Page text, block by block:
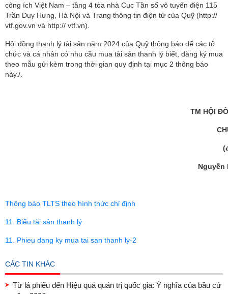
công ích Việt Nam – tầng 4 tòa nhà Cục Tần số vô tuyến điện 115
Trần Duy Hưng, Hà Nội và Trang thông tin điện tử của Quỹ (http://
vtf.gov.vn và http:// vtf.vn).
Hội đồng thanh lý tài sản năm 2024 của Quỹ thông báo để các tổ
chức và cá nhân có nhu cầu mua tài sản thanh lý biết, đăng ký mua
theo mẫu gửi kèm trong thời gian quy định tại mục 2 thông báo
này./.
TM HỘI
Nguyễn
Thông báo TLTS theo hình thức chỉ định
11. Biểu tài sản thanh lý
11. Phieu dang ky mua tai san thanh ly-2
CÁC TIN KHÁC
Từ lá phiếu đến Hiệu quả quản trị quốc gia: Ý nghĩa của bầu cử